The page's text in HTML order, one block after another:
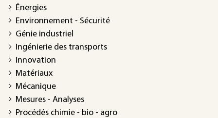
Énergies
Environnement - Sécurité
Génie industriel
Ingénierie des transports
Innovation
Matériaux
Mécanique
Mesures - Analyses
Procédés chimie - bio - agro